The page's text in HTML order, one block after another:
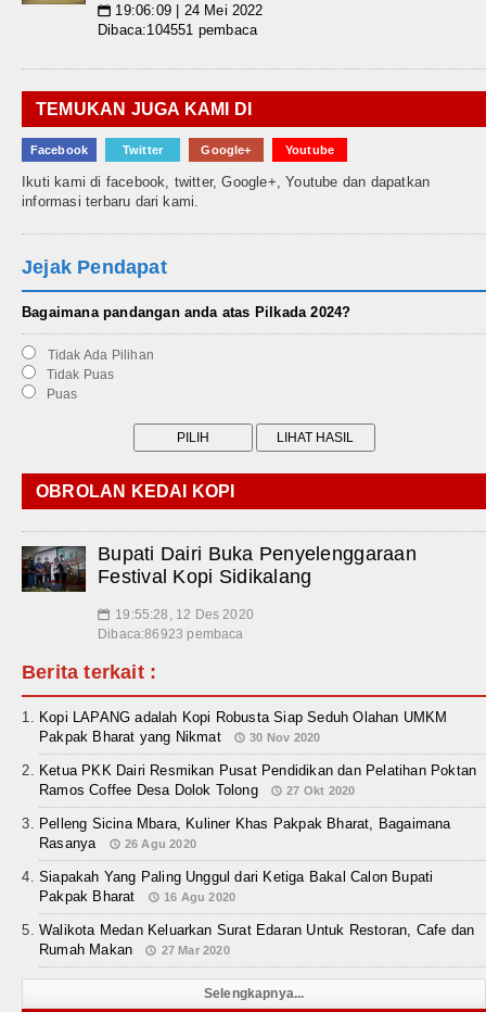
📅 19:06:09 | 24 Mei 2022
Dibaca:104551 pembaca
TEMUKAN JUGA KAMI DI
Facebook Twitter Google+ Youtube
Ikuti kami di facebook, twitter, Google+, Youtube dan dapatkan
informasi terbaru dari kami.
Jejak Pendapat
Bagaimana pandangan anda atas Pilkada 2024?
Tidak Ada Pilihan
Tidak Puas
Puas
OBROLAN KEDAI KOPI
Bupati Dairi Buka Penyelenggaraan
Festival Kopi Sidikalang
📅 19:55:28, 12 Des 2020
Dibaca:86923 pembaca
Berita terkait :
Kopi LAPANG adalah Kopi Robusta Siap Seduh Olahan UMKM
Pakpak Bharat yang Nikmat
30 Nov 2020
Ketua PKK Dairi Resmikan Pusat Pendidikan dan Pelatihan Poktan
Ramos Coffee Desa Dolok Tolong
27 Okt 2020
Pelleng Sicina Mbara, Kuliner Khas Pakpak Bharat, Bagaimana
Rasanya
26 Agu 2020
Siapakah Yang Paling Unggul dari Ketiga Bakal Calon Bupati
Pakpak Bharat
16 Agu 2020
Walikota Medan Keluarkan Surat Edaran Untuk Restoran, Cafe dan
Rumah Makan
27 Mar 2020
Selengkapnya...